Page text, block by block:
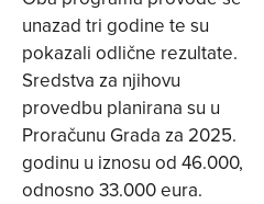
unazad tri godine te su
pokazali odlične rezultate.
Sredstva za njihovu
provedbu planirana su u
Proračunu Grada za 2025.
godinu u iznosu od 46.000,
odnosno 33.000 eura.